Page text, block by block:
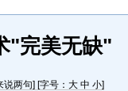
"完美无缺"
说两句] [字号： 大 中 小]